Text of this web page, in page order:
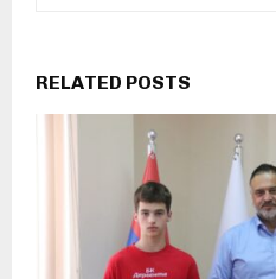
RELATED POSTS